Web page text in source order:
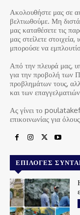
Ακολουθήστε μας σε
βελτιωθούμε. Μη
μας καταθέσετε τις
μας στείλετε
μπορούσε να
Από την πλευρά μας,
για την προβολή των
προβλημάτων τους,
και των
Ας γίνει το
επικοινωνίας για
ΕΠΙΛΟΓΈΣ